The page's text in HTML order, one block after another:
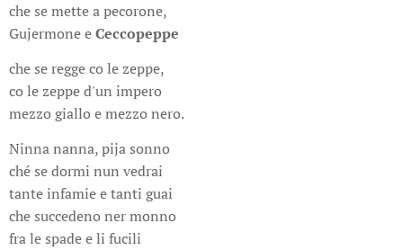
che se mette a pecorone,
Gujermone eCeccopeppe
che se regge co le zeppe,
co le zeppe d'un impero
mezzo giallo e mezzo nero.
Ninna nanna, pija sonno
ché se dormi nun vedrai
tante infamie e tanti guai
che succedeno ner monno
fra le spade e li fucili